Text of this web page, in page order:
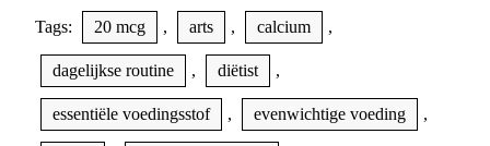
Tags: 20 mcg , arts , calcium ,
dagelijkse routine , diëtist ,
essentiële voedingsstof , evenwichtige voeding ,